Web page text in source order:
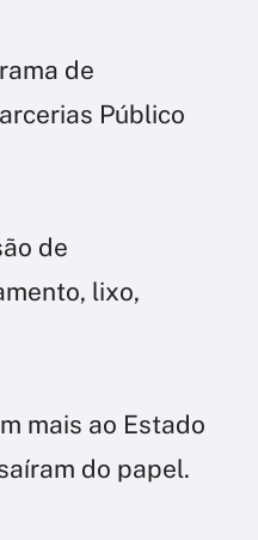
de
Público
de
lixo,
mais ao Estado
do papel.